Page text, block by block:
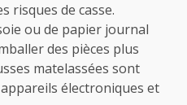
risques de casse.
ou de papier journal
des pièces plus
matelassées sont
électroniques et